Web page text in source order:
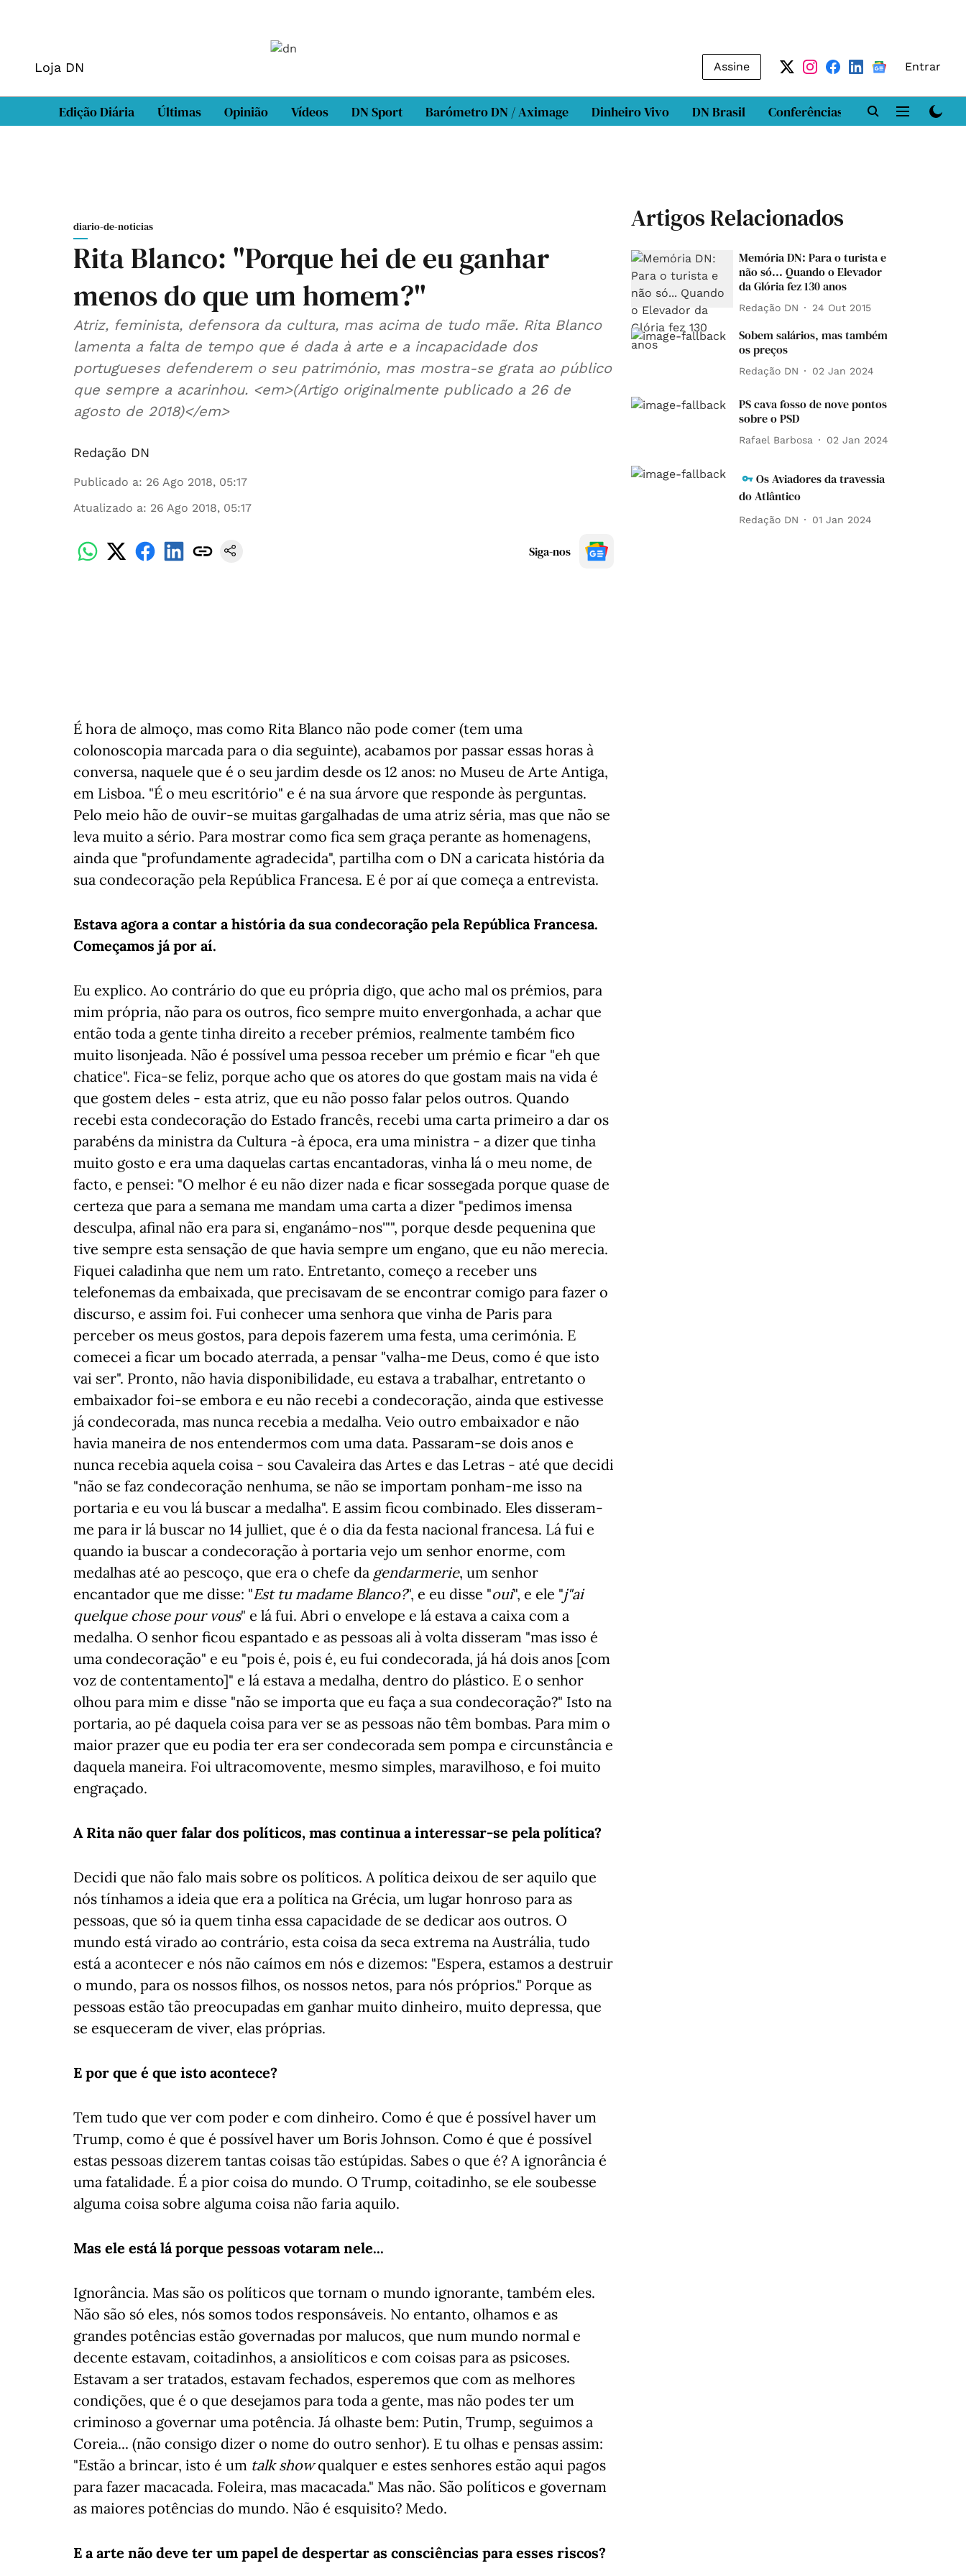
Loja DN Assine Entrar
Edição Diária Últimas Opinião Vídeos DN Sport Barómetro DN / Aximage Dinheiro Vivo DN Brasil Conferências DN LAB
diario-de-noticias
Rita Blanco: "Porque hei de eu ganhar
menos do que um homem?"
Atriz, feminista, defensora da cultura, mas acima de tudo mãe. Rita Blanco
lamenta a falta de tempo que é dada à arte e a incapacidade dos
portugueses defenderem o seu património, mas mostra-se grata ao público
que sempre a acarinhou. <em>(Artigo originalmente publicado a 26 de
agosto de 2018)</em>
Redação DN
Publicado a: 26 Ago 2018, 05:17
Atualizado a: 26 Ago 2018, 05:17
Siga-nos
É hora de almoço, mas como Rita Blanco não pode comer (tem uma
colonoscopia marcada para o dia seguinte), acabamos por passar essas horas à
conversa, naquele que é o seu jardim desde os 12 anos: no Museu de Arte Antiga,
em Lisboa. "É o meu escritório" e é na sua árvore que responde às perguntas.
Pelo meio hão de ouvir-se muitas gargalhadas de uma atriz séria, mas que não se
leva muito a sério. Para mostrar como fica sem graça perante as homenagens,
ainda que "profundamente agradecida", partilha com o DN a caricata história da
sua condecoração pela República Francesa. E é por aí que começa a entrevista.
Estava agora a contar a história da sua condecoração pela República Francesa.
Começamos já por aí.
Eu explico. Ao contrário do que eu própria digo, que acho mal os prémios, para
mim própria, não para os outros, fico sempre muito envergonhada, a achar que
então toda a gente tinha direito a receber prémios, realmente também fico
muito lisonjeada. Não é possível uma pessoa receber um prémio e ficar "eh que
chatice". Fica-se feliz, porque acho que os atores do que gostam mais na vida é
que gostem deles - esta atriz, que eu não posso falar pelos outros. Quando
recebi esta condecoração do Estado francês, recebi uma carta primeiro a dar os
parabéns da ministra da Cultura -à época, era uma ministra - a dizer que tinha
muito gosto e era uma daquelas cartas encantadoras, vinha lá o meu nome, de
facto, e pensei: "O melhor é eu não dizer nada e ficar sossegada porque quase de
certeza que para a semana me mandam uma carta a dizer "pedimos imensa
desculpa, afinal não era para si, enganámo-nos'"", porque desde pequenina que
tive sempre esta sensação de que havia sempre um engano, que eu não merecia.
Fiquei caladinha que nem um rato. Entretanto, começo a receber uns
telefonemas da embaixada, que precisavam de se encontrar comigo para fazer o
discurso, e assim foi. Fui conhecer uma senhora que vinha de Paris para
perceber os meus gostos, para depois fazerem uma festa, uma cerimónia. E
comecei a ficar um bocado aterrada, a pensar "valha-me Deus, como é que isto
vai ser". Pronto, não havia disponibilidade, eu estava a trabalhar, entretanto o
embaixador foi-se embora e eu não recebi a condecoração, ainda que estivesse
já condecorada, mas nunca recebia a medalha. Veio outro embaixador e não
havia maneira de nos entendermos com uma data. Passaram-se dois anos e
nunca recebia aquela coisa - sou Cavaleira das Artes e das Letras - até que decidi
"não se faz condecoração nenhuma, se não se importam ponham-me isso na
portaria e eu vou lá buscar a medalha". E assim ficou combinado. Eles disseram-
me para ir lá buscar no 14 julliet, que é o dia da festa nacional francesa. Lá fui e
quando ia buscar a condecoração à portaria vejo um senhor enorme, com
medalhas até ao pescoço, que era o chefe da gendarmerie, um senhor
encantador que me disse: "Est tu madame Blanco?", e eu disse "oui", e ele "j"ai
quelque chose pour vous" e lá fui. Abri o envelope e lá estava a caixa com a
medalha. O senhor ficou espantado e as pessoas ali à volta disseram "mas isso é
uma condecoração" e eu "pois é, pois é, eu fui condecorada, já há dois anos [com
voz de contentamento]" e lá estava a medalha, dentro do plástico. E o senhor
olhou para mim e disse "não se importa que eu faça a sua condecoração?" Isto na
portaria, ao pé daquela coisa para ver se as pessoas não têm bombas. Para mim o
maior prazer que eu podia ter era ser condecorada sem pompa e circunstância e
daquela maneira. Foi ultracomovente, mesmo simples, maravilhoso, e foi muito
engraçado.
A Rita não quer falar dos políticos, mas continua a interessar-se pela política?
Decidi que não falo mais sobre os políticos. A política deixou de ser aquilo que
nós tínhamos a ideia que era a política na Grécia, um lugar honroso para as
pessoas, que só ia quem tinha essa capacidade de se dedicar aos outros. O
mundo está virado ao contrário, esta coisa da seca extrema na Austrália, tudo
está a acontecer e nós não caímos em nós e dizemos: "Espera, estamos a destruir
o mundo, para os nossos filhos, os nossos netos, para nós próprios." Porque as
pessoas estão tão preocupadas em ganhar muito dinheiro, muito depressa, que
se esqueceram de viver, elas próprias.
E por que é que isto acontece?
Tem tudo que ver com poder e com dinheiro. Como é que é possível haver um
Trump, como é que é possível haver um Boris Johnson. Como é que é possível
estas pessoas dizerem tantas coisas tão estúpidas. Sabes o que é? A ignorância é
uma fatalidade. É a pior coisa do mundo. O Trump, coitadinho, se ele soubesse
alguma coisa sobre alguma coisa não faria aquilo.
Mas ele está lá porque pessoas votaram nele...
Ignorância. Mas são os políticos que tornam o mundo ignorante, também eles.
Não são só eles, nós somos todos responsáveis. No entanto, olhamos e as
grandes potências estão governadas por malucos, que num mundo normal e
decente estavam, coitadinhos, a ansiolíticos e com coisas para as psicoses.
Estavam a ser tratados, estavam fechados, esperemos que com as melhores
condições, que é o que desejamos para toda a gente, mas não podes ter um
criminoso a governar uma potência. Já olhaste bem: Putin, Trump, seguimos a
Coreia... (não consigo dizer o nome do outro senhor). E tu olhas e pensas assim:
"Estão a brincar, isto é um talk showqualquer e estes senhores estão aqui pagos
para fazer macacada. Foleira, mas macacada." Mas não. São políticos e governam
as maiores potências do mundo. Não é esquisito? Medo.
E a arte não deve ter um papel de despertar as consciências para esses riscos?
Artigos Relacionados
Memória DN: Para o turista e
não só... Quando o Elevador
da Glória fez 130 anos
Redação DN 24 Out 2015
Sobem salários, mas também
os preços
Redação DN 02 Jan 2024
PS cava fosso de nove pontos
sobre o PSD
Rafael Barbosa 02 Jan 2024
Os Aviadores da travessia
do Atlântico
Redação DN 01 Jan 2024